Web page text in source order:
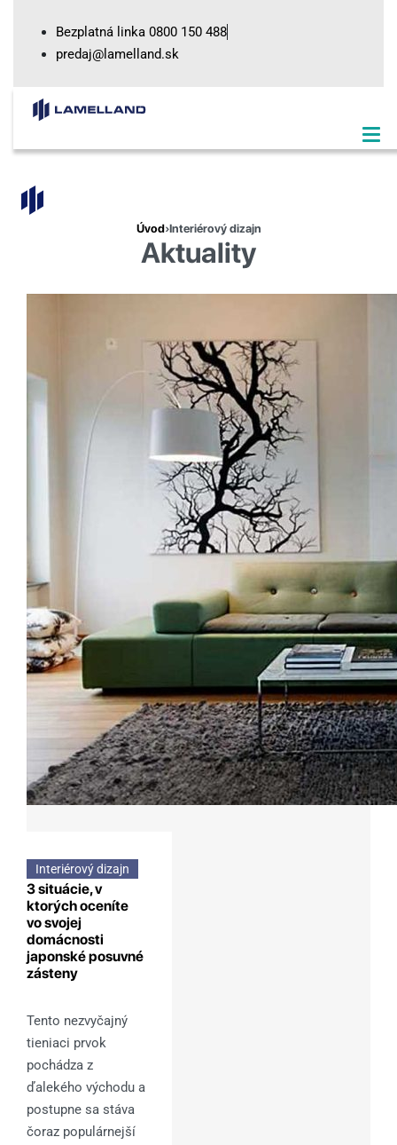
content
Bezplatná linka 0800 150 488
predaj@lamelland.sk
SEARCH
Úvod›Interiérový dizajn
Aktuality
Interiérový dizajn
3 situácie, v
ktorých oceníte
vo svojej
domácnosti
japonské posuvné
zásteny
Tento nezvyčajný
tieniaci prvok
pochádza z
ďalekého východu a
postupne sa stáva
čoraz populárnejší